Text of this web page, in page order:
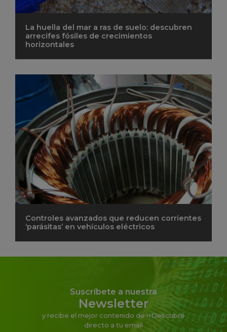
La huella del mar a ras de suelo: descubren
arrecifes fósiles de crecimientos
horizontales
Controles avanzados que reducen corrientes
‘parásitas’ en vehículos eléctricos
Suscríbete a nuestra
Newsletter
y recibe el mejor contenido de i+Descubre
directo a tu email